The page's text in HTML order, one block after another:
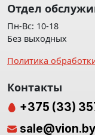
Отдел
Пн-Вс: 10-18
Без выходных
Политика
Контакты
+375 (33)
sale@vion.by